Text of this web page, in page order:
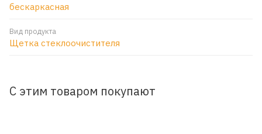
бескаркасная
Вид продукта
Щетка стеклоочистителя
С этим товаром покупают